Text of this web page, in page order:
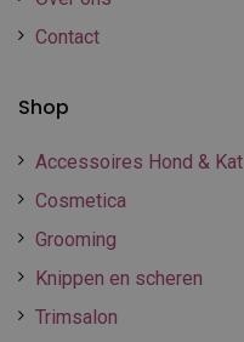
Contact
Shop
Accessoires Hond & Kat
Cosmetica
Grooming
Knippen en scheren
Trimsalon